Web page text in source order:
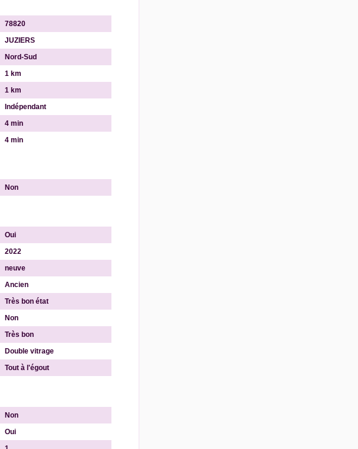
78820
JUZIERS
Nord-Sud
1 km
1 km
Indépendant
4 min
4 min
Non
Oui
2022
neuve
Ancien
Très bon état
Non
Très bon
Double vitrage
Tout à l'égout
Non
Oui